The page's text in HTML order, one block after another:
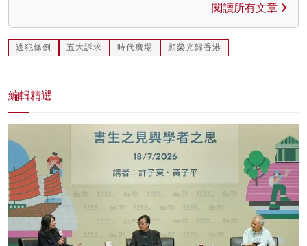
閱讀所有文章
逃犯條例 五大訴求 時代廣場 願榮光歸香港
編輯精選